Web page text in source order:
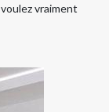
vraiment